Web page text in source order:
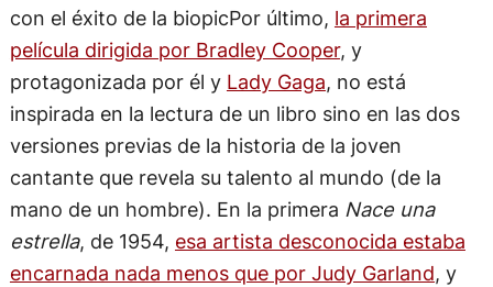
con el éxito de la biopicPor último, la primera
película dirigida por Bradley Cooper, y
protagonizada por él y Lady Gaga, no está
inspirada en la lectura de un libro sino en las dos
versiones previas de la historia de la joven
cantante que revela su talento al mundo (de la
mano de un hombre). En la primera Nace una
estrella, de 1954, esa artista desconocida estaba
encarnada nada menos que por Judy Garland, y